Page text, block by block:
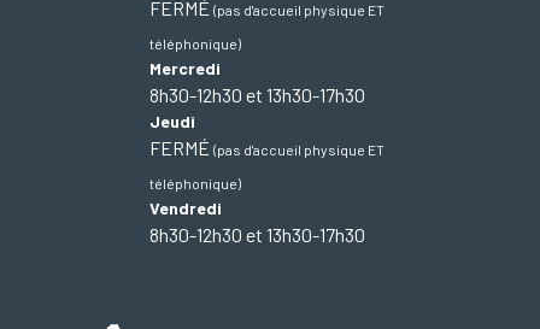
FERMÉ (pas d'accueil physique ET
téléphonique)
Mercredi
8h30-12h30 et 13h30-17h30
Jeudi
FERMÉ (pas d'accueil physique ET
téléphonique)
Vendredi
8h30-12h30 et 13h30-17h30